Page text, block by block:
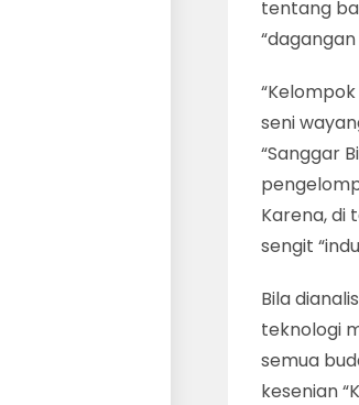
tentang
seni
“Sanggar
Karena, di
sengit
Bila
teknologi
semua
kesenian